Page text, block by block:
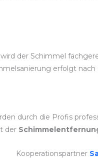
der Schimmel
erfolgt
durch die Profis
der
Kooperationspartner